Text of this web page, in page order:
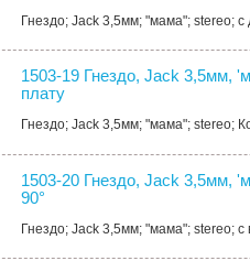
Гнездо; Jack 3,5мм; "мама"; stereo;
1503-19 Гнездо, Jack 3,5мм,
плату
Гнездо; Jack 3,5мм; "мама"; stereo;
1503-20 Гнездо, Jack 3,5мм,
90°
Гнездо; Jack 3,5мм; "мама"; stereo; с